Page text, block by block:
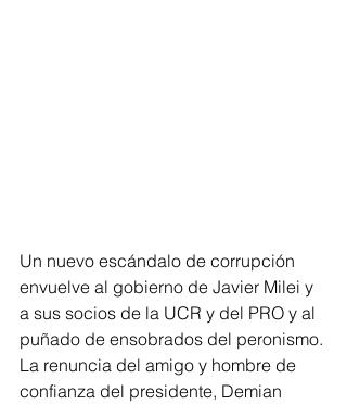
Un nuevo escándalo de corrupción
envuelve al gobierno de Javier Milei y
a sus socios de la UCR y del PRO y al
puñado de ensobrados del peronismo.
La renuncia del amigo y hombre de
confianza del presidente, Demian